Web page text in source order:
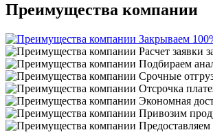
Преимущества компании
Закрываем
Расчет заявки
Подбираем
Срочные
Отсрочка
Экономная
Привозим